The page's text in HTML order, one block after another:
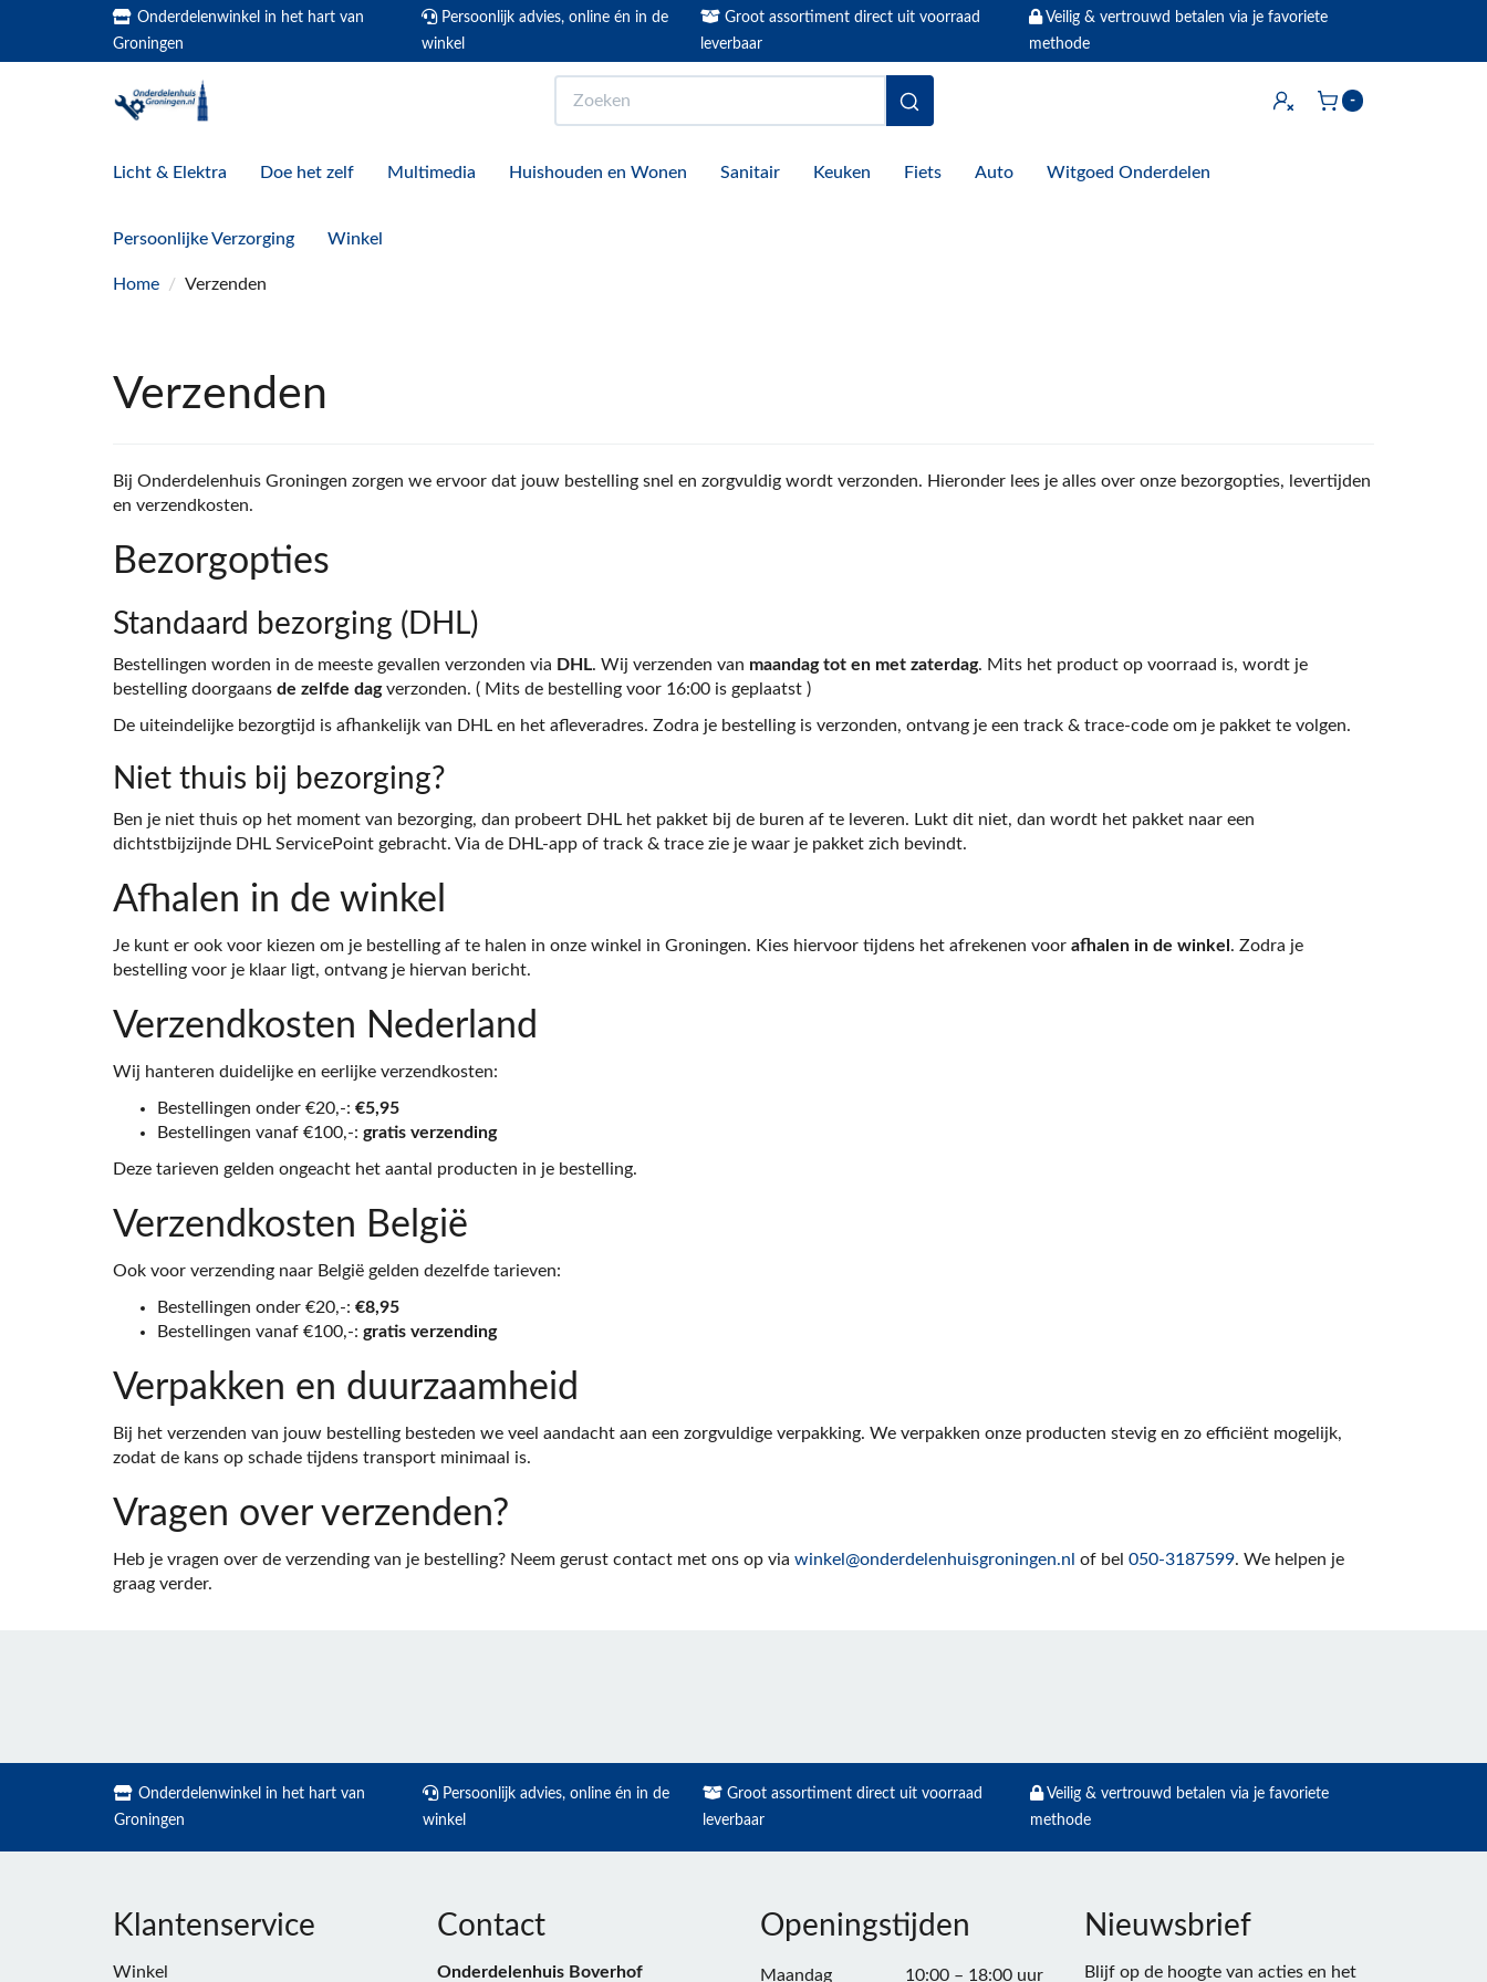
Onderdelenwinkel in het hart van
Groningen
Persoonlijk advies, online én in de
winkel
Groot assortiment direct uit voorraad
leverbaar
Veilig & vertrouwd betalen via je favoriete
methode
Inloggen -
Licht & Elektra Doe het zelf Multimedia Huishouden en Wonen Sanitair Keuken Fiets Auto Witgoed Onderdelen
Persoonlijke Verzorging Winkel
Home / Verzenden
Verzenden
Bij Onderdelenhuis Groningen zorgen we ervoor dat jouw bestelling snel en zorgvuldig wordt verzonden. Hieronder lees je alles over onze bezorgopties, levertijden
en verzendkosten.
Bezorgopties
Standaard bezorging (DHL)
Bestellingen worden in de meeste gevallen verzonden via DHL. Wij verzenden van maandag tot en met zaterdag. Mits het product op voorraad is, wordt je
bestelling doorgaans de zelfde dagverzonden. ( Mits de bestelling voor 16:00 is geplaatst )
De uiteindelijke bezorgtijd is afhankelijk van DHL en het afleveradres. Zodra je bestelling is verzonden, ontvang je een track & trace-code om je pakket te volgen.
Niet thuis bij bezorging?
Ben je niet thuis op het moment van bezorging, dan probeert DHL het pakket bij de buren af te leveren. Lukt dit niet, dan wordt het pakket naar een
dichtstbijzijnde DHL ServicePoint gebracht. Via de DHL-app of track & trace zie je waar je pakket zich bevindt.
Afhalen in de winkel
Je kunt er ook voor kiezen om je bestelling af te halen in onze winkel in Groningen. Kies hiervoor tijdens het afrekenen voor afhalen in de winkel . Zodra je
bestelling voor je klaar ligt, ontvang je hiervan bericht.
Verzendkosten Nederland
Wij hanteren duidelijke en eerlijke verzendkosten:
Bestellingen onder €20,-: €5,95
Bestellingen vanaf €100,-: gratis verzending
Deze tarieven gelden ongeacht het aantal producten in je bestelling.
Verzendkosten België
Ook voor verzending naar België gelden dezelfde tarieven:
Bestellingen onder €20,-: €8,95
Bestellingen vanaf €100,-: gratis verzending
Verpakken en duurzaamheid
Bij het verzenden van jouw bestelling besteden we veel aandacht aan een zorgvuldige verpakking. We verpakken onze producten stevig en zo efficiënt mogelijk,
zodat de kans op schade tijdens transport minimaal is.
Vragen over verzenden?
Heb je vragen over de verzending van je bestelling? Neem gerust contact met ons op via winkel@onderdelenhuisgroningen.nl of bel 050-3187599. We helpen je
graag verder.
Onderdelenwinkel in het hart van
Groningen
Persoonlijk advies, online én in de
winkel
Groot assortiment direct uit voorraad
leverbaar
Veilig & vertrouwd betalen via je favoriete
methode
Klantenservice
Winkel
Contact
Onderdelenhuis Boverhof
Openingstijden
Maandag 10:00 – 18:00 uur
Nieuwsbrief
Blijf op de hoogte van acties en het